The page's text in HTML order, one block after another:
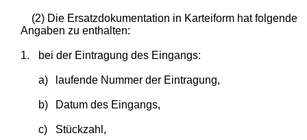
(2) Die Ersatzdokumentation in Karteiform hat folgende
Angaben zu enthalten:
1. bei der Eintragung des Eingangs:
a) laufende Nummer der Eintragung,
b) Datum des Eingangs,
c) Stückzahl,